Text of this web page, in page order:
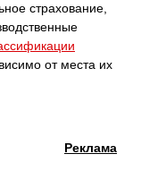
страхование,
от места их
Реклама